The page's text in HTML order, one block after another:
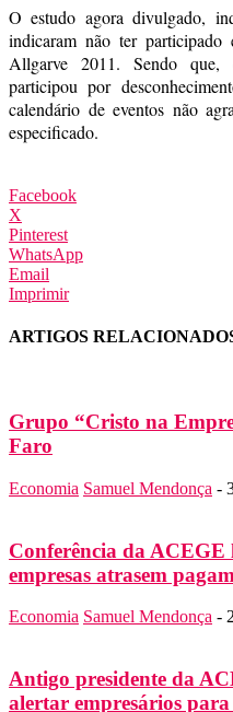
O estudo agora divulgado,
indicaram não ter
Allgarve 2011. Sendo que,
participou por
calendário de eventos não
especificado.
Facebook
X
Pinterest
WhatsApp
Email
Imprimir
ARTIGOS
Grupo “Cristo na
Faro
Economia Samuel Mendonça -
Conferência da
empresas atrasem
Economia Samuel Mendonça -
Antigo presidente da
alertar empresários para